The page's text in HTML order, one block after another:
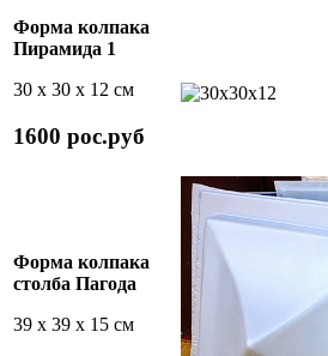
Форма колпака
Пирамида 1
30 х 30 х 12 см
1600 рос.руб
Форма колпака
столба Пагода
39 х 39 х 15 см